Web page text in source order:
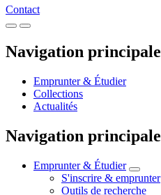
Contact
Navigation principale
Emprunter & Étudier
Collections
Actualités
Navigation principale
Emprunter & Étudier
S'inscrire & emprunter
Outils de recherche